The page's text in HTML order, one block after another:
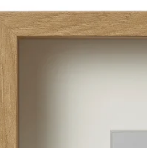
obrazy